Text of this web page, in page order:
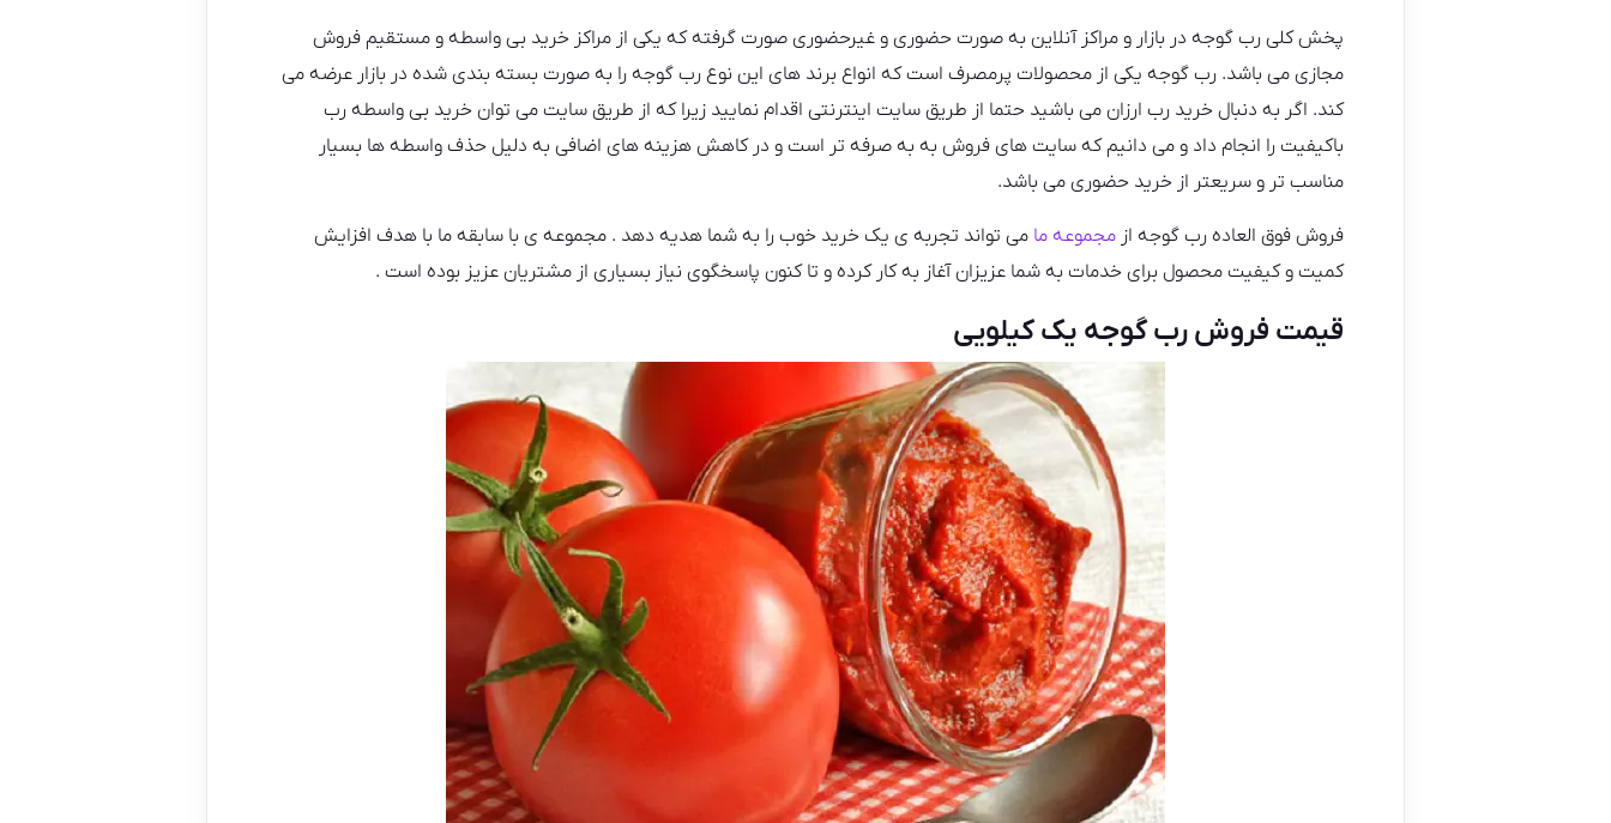
پخش کلی رب گوجه در بازار و مراکز آنلاین به صورت حضوری و غیرحضوری صورت گرفته که یکی از مراکز خرید بی واسطه و مستقیم فروش
مجازی می باشد. رب گوجه یکی از محصولات پرمصرف است که انواع برند های این نوع رب گوجه را به صورت بسته بندی شده در بازار عرضه می
کند. اگر به دنبال خرید رب ارزان می باشید حتما از طریق سایت اینترنتی اقدام نمایید زیرا که از طریق سایت می توان خرید بی واسطه رب
باکیفیت را انجام داد و می دانیم که سایت های فروش به به صرفه تر است و در کاهش هزینه های اضافی به دلیل حذف واسطه ها بسیار
مناسب تر و سریعتر از خرید حضوری می باشد.
فروش فوق العاده رب گوجه از مجموعه ما می تواند تجربه ی یک خرید خوب را به شما هدیه دهد . مجموعه ی با سابقه ما با هدف افزایش
کمیت و کیفیت محصول برای خدمات به شما عزیزان آغاز به کار کرده و تا کنون پاسخگوی نیاز بسیاری از مشتریان عزیز بوده است ‌.
قیمت فروش رب گوجه یک کیلویی